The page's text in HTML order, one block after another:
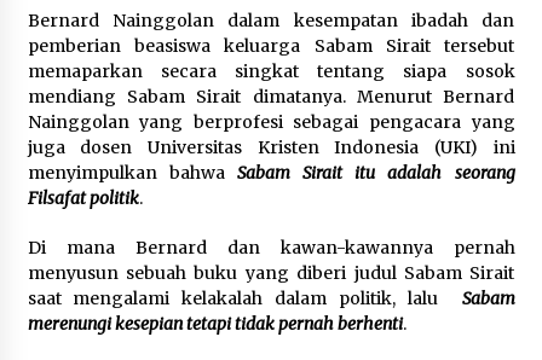
Bernard Nainggolan dalam kesempatan ibadah dan
pemberian beasiswa keluarga Sabam Sirait tersebut
memaparkan secara singkat tentang siapa sosok
mendiang Sabam Sirait dimatanya. Menurut Bernard
Nainggolan yang berprofesi sebagai pengacara yang
juga dosen Universitas Kristen Indonesia (UKI) ini
menyimpulkan bahwa Sabam Sirait itu adalah seorang
Filsafat politik.
Di mana Bernard dan kawan-kawannya pernah
menyusun sebuah buku yang diberi judul Sabam Sirait
saat mengalami kelakalah dalam politik, lalu Sabam
merenungi kesepian tetapi tidak pernah berhenti.